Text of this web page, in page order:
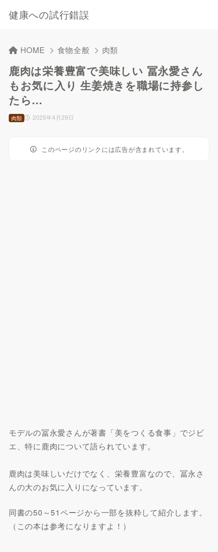
健康への試行錯誤
HOME 食物全般 肉類
鹿肉は栄養豊富で美味しい 冨永愛さん
もお気に入り 生姜焼きを職場に持参し
たら…
2025年4月29日
肉類
このページのリンクには広告が含まれています。
モデルの冨永愛さんが著書「美をつくる食事」でジビ
エ、特に鹿肉について語られています。
鹿肉は美味しいだけでなく、栄養豊富なので、冨永さ
んの大のお気に入りになっています。
同書の50～51ページから一部を抜粋して紹介します。
（この本は参考になりますよ！）